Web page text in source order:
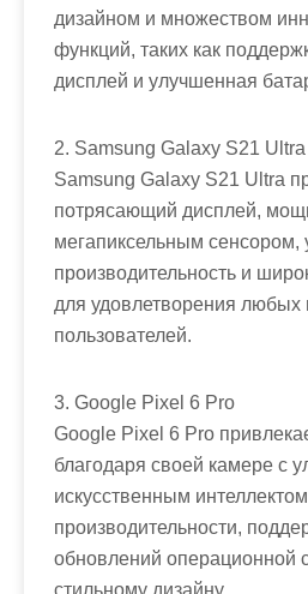
дизайном и множеством
функций, таких как
дисплей и улучшенная
2. Samsung Galaxy S21 Ultra
Samsung Galaxy S21 Ultra
потрясающий дисплей,
мегапиксельным сенсором,
производительность и
для удовлетворения любых
пользователей.
3. Google Pixel 6 Pro
Google Pixel 6 Pro
благодаря своей камере с
искусственным
производительности,
обновлений операционной